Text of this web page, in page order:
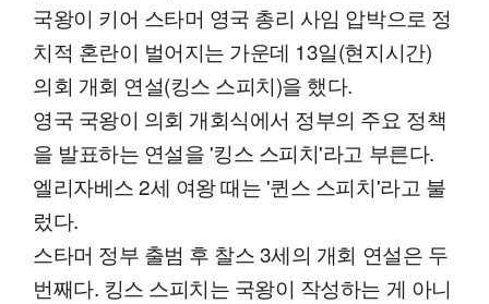
국왕이 키어 스타머 영국 총리 사임 압박으로 정
치적 혼란이 벌어지는 가운데 13일(현지시간)
의회 개회 연설(킹스 스피치)을 했다.
영국 국왕이 의회 개회식에서 정부의 주요 정책
을 발표하는 연설을 '킹스 스피치'라고 부른다.
엘리자베스 2세 여왕 때는 '퀸스 스피치'라고 불
렀다.
스타머 정부 출범 후 찰스 3세의 개회 연설은 두
번째다. 킹스 스피치는 국왕이 작성하는 게 아니